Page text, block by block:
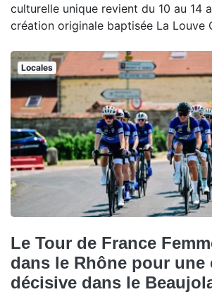
culturelle unique revient du 10 au 14
création originale baptisée La Louve
Locales
Le Tour de France
dans le Rhône pour une
décisive dans le